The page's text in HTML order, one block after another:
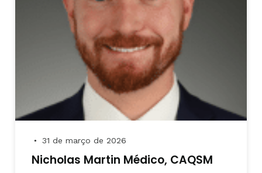
● 31 de março de 2026
Nicholas Martin Médico, CAQSM